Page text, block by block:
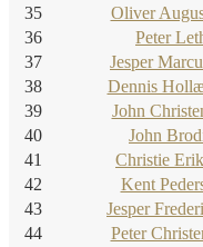
35
Oliver
36
Peter
37
Jesper
38
Dennis
39
John
40
John
41
Christie
42
Kent
43
Jesper
44
Peter